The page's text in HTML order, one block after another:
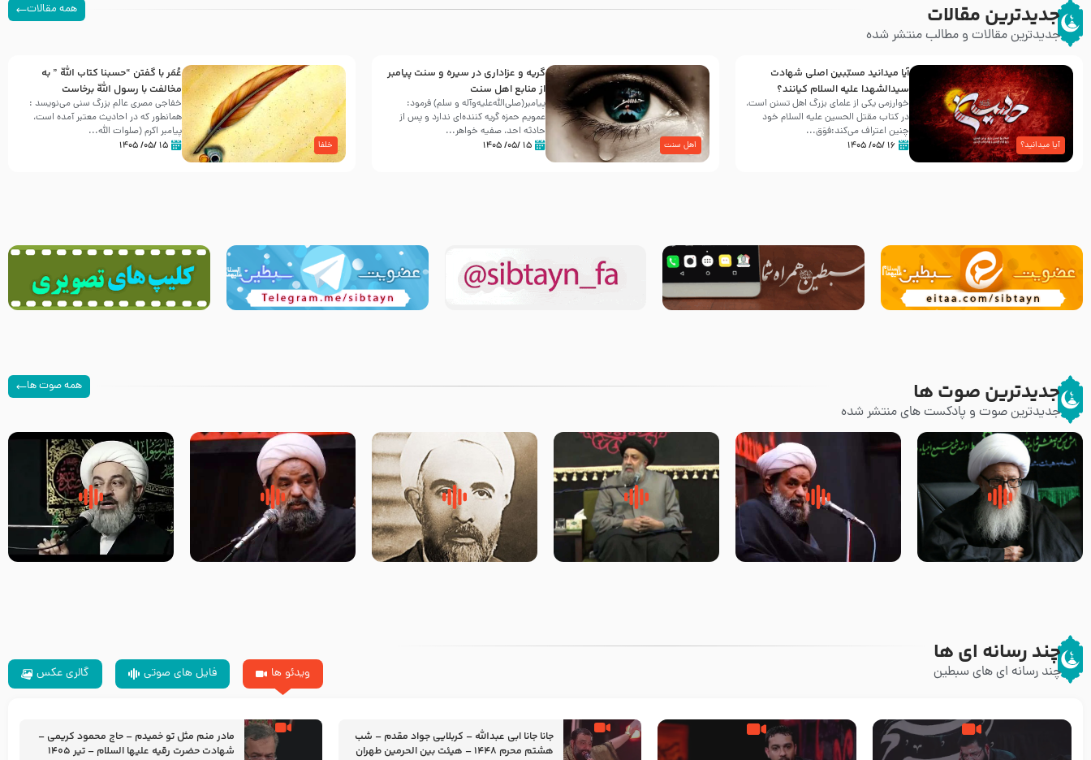
جدیدترین مقالات
جدیدترین مقالات و مطالب منتشر شده
همه مقالات
آیا میدانید؟
آیا میدانید مسبّبین اصلی شهادت
سیدالشهدا علیه ‌السلام کیانند؟
خوارزمی یکی از علمای بزرگ اهل تسنن است،
در کتاب مقتل الحسین علیه ‌السلام خود
چنین اعتراف می‌کند:فوَق...
۱۶ /۰۵/ ۱۴۰۵ اهل سنت
گریه و عزاداری در سیره و سنت پیامبر
از منابع اهل سنت
پیامبر(صلی‌الله‌علیه‌وآله و سلم) فرمود:
عمویم حمزه گریه کننده‌ای ندارد و پس از
حادثه احد، صفیه خواهر...
۱۵ /۰۵/ ۱۴۰۵ خلفا
عُمَر با گفتن “حسبنا كتاب اللّه ” به
مخالفت با رسول اللّه برخاست
خفاجی مصری عالم بزرگ سنی می‌نویسد :
همانطور که در احادیث معتبر آمده است،
پیامبر اکرم (صلوات اللّه...
۱۵ /۰۵/ ۱۴۰۵
جدیدترین صوت ها
جدیدترین صوت و پادکست های منتشر شده
همه صوت ها
زوّار اربعین امام حسین (علیه
السلام) با این اشتیاق به زیارت
روضه جانسوز پاره های جگر امام
حسن مجتبی علیه السلام-حجت
لقب حضرت رقیه سلام الله علیها
به چه معناست – حجت الاسلام
روضه‌ی مجلس یزید ملعون و
اسارت اهل‌بیت علیهم‌السلام –
سلام جوانی که امام حسین علیه
السلام خودش جوابش را دادند
زیارتی که اسباب رزق زیاد و عمر
طولانی است حجت السلام حسین
چند رسانه ای ها
چند رسانه ای های سبطین ویدئو ها فایل های صوتی گالری عکس
جانا جانا ابی عبدالله – کربلایی جواد مقدم – شب
هشتم محرم 1448 – هیئت بین الحرمین طهران
مادر منم مثل تو خمیدم – حاج محمود کریمی –
شهادت حضرت رقیه علیها السلام – تیر ۱۴۰۵